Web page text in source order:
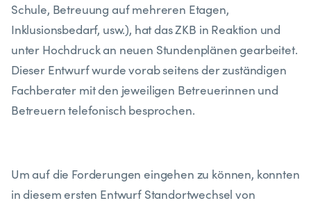
Schule, Betreuung auf mehreren Etagen,
Inklusionsbedarf, usw.), hat das ZKB in Reaktion und
unter Hochdruck an neuen Stundenplänen gearbeitet.
Dieser Entwurf wurde vorab seitens der zuständigen
Fachberater mit den jeweiligen Betreuerinnen und
Betreuern telefonisch besprochen.
Um auf die Forderungen eingehen zu können, konnten
in diesem ersten Entwurf Standortwechsel von